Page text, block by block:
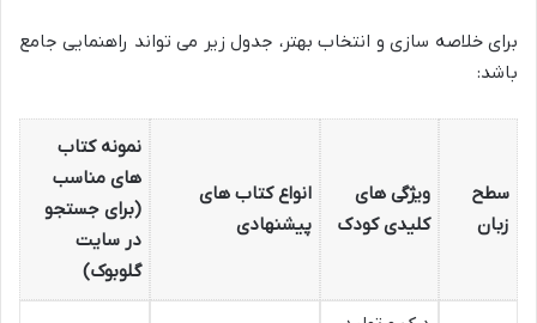
برای خلاصه سازی و انتخاب بهتر، جدول زیر می تواند راهنمایی جامع
باشد:
سطح
زبان
ویژگی های
کلیدی کودک
انواع کتاب های
پیشنهادی
نمونه کتاب
های مناسب
(برای جستجو
در سایت
گلوبوک)